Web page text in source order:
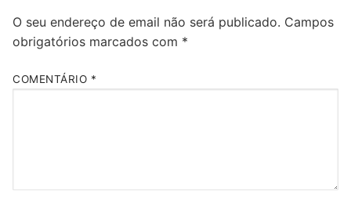
O seu endereço de email não será publicado. Campos
obrigatórios marcados com *
COMENTÁRIO *